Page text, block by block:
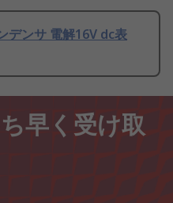
デンサ 電解16V dc表
早く受け取